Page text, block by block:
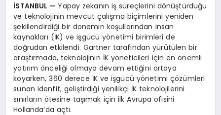
İSTANBUL —Yapay zekanın iş süreçlerini dönüştürdüğü
ve teknolojinin mevcut çalışma biçimlerini yeniden
şekillendirdiği bir dönemin koşullarından insan
kaynakları (İK) ve işgücü yönetimi birimleri de
doğrudan etkilendi. Gartner tarafından yürütülen bir
araştırmada, teknolojinin İK yöneticileri için en önemli
yatırım önceliği olmaya devam ettiğini ortaya
koyarken, 360 derece İK ve işgücü yönetimi çözümleri
sunan idenfit, geliştirdiği yenilikçi İK teknolojilerini
sınırların ötesine taşımak için ilk Avrupa ofisini
Hollanda’da açtı.